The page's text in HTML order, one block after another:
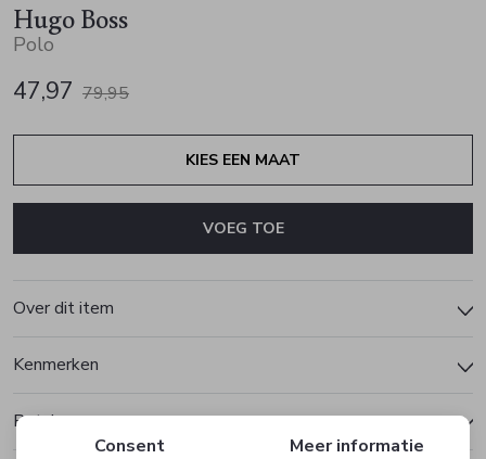
Hugo Boss
Polo
47,97 79,95
KIES EEN MAAT
VOEG TOE
Over dit item
Kenmerken
Betalen
Consent Meer informatie